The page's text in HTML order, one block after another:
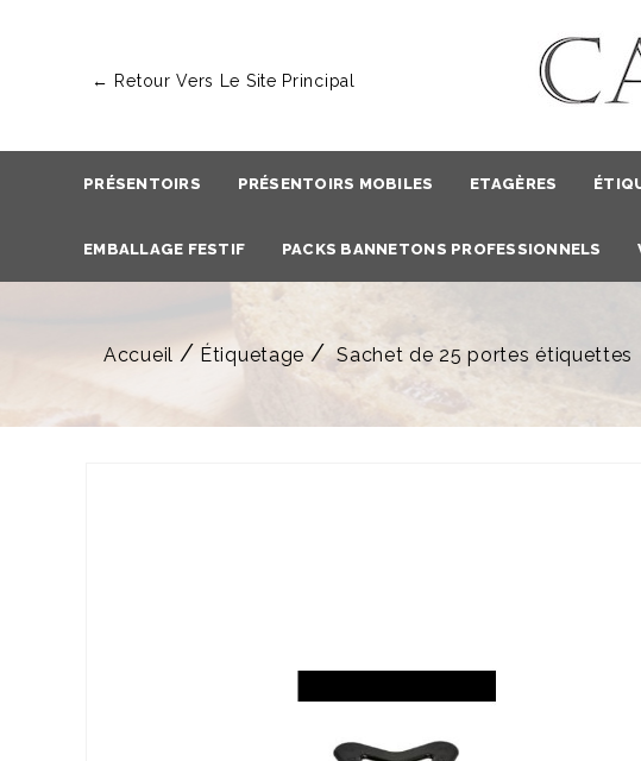
← Retour Vers Le Site Principal
PRÉSENTOIRS PRÉSENTOIRS MOBILES ETAGÈRES
EMBALLAGE FESTIF PACKS BANNETONS PROFESSIONNELS
Accueil Étiquetage Sachet de 25 portes étiquettes